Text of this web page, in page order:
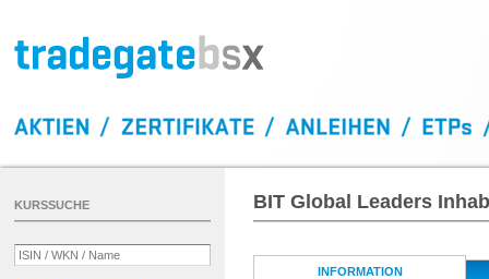
BIT Global Leaders
INFORMATION
KURSSUCHE